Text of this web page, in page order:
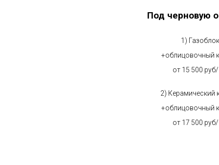
Под черновую
1) Газоблок
+облицовочный
от 15 500
2) Керамический
+облицовочный
от 17 500